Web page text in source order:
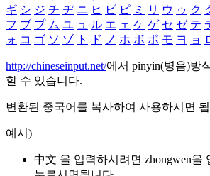
ギ シ ジ チ ヂ ニ ヒ ビ ピ ミ リ ウ ゥ ク
フ ブ プ ム ユ ュ ル エ ェ ケ ゲ セ ゼ テ
ォ コ ゴ ソ ゾ ト ド ノ ホ ボ ポ モ ヨ ョ
http://chineseinput.net/에서 pinyin(병음)방
할 수 있습니다.
변환된 중국어를 복사하여 사용하시면
예시)
中文 을 입력하시려면 zhongwen을